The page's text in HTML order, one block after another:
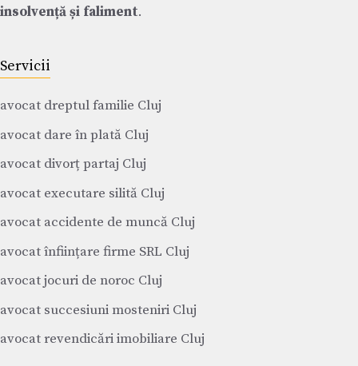
insolvență și faliment.
Servicii
avocat dreptul familie Cluj
avocat dare în plată Cluj
avocat divorț partaj Cluj
avocat executare silită Cluj
avocat accidente de muncă Cluj
avocat înființare firme SRL Cluj
avocat jocuri de noroc Cluj
avocat succesiuni mosteniri Cluj
avocat revendicări imobiliare Cluj